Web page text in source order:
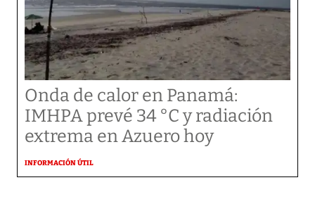
Onda de calor en Panamá:
IMHPA prevé 34 °C y radiación
extrema en Azuero hoy
INFORMACIÓN ÚTIL